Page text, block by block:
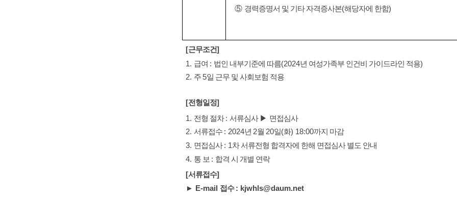
⑤ 경력증명서 및 기타 자격증사본(해당자에 한함)
[근무조건]
1. 급여 : 법인 내부기준에 따름(2024년 여성가족부 인건비 가이드라인 적용)
2. 주 5일 근무 및 사회보험 적용
[전형일정]
1. 전형 절차: 서류심사 ▶ 면접심사
2. 서류접수 : 2024년 2월 20일(화) 18:00까지 마감
3. 면접심사: 1차 서류전형 합격자에 한해 면접심사 별도 안내
4. 통 보 : 합격 시 개별 연락
[서류접수]
►
E-mail 접수: kjwhls@daum.net